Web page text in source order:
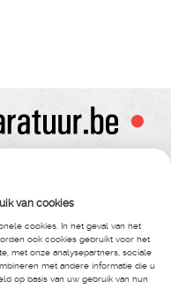
van wijziging
een orderbevestiging
of gedeeldelijke overname van
wijze dan ook , is niet toegestaan
- 8870 Izegem -
van cookies
cookies. In het geval van het
ook cookies gebruikt voor het
met onze analysepartners, sociale
met andere informatie die u
op basis van uw gebruik van hun